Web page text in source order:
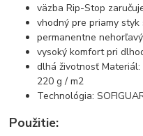
väzba Rip-Stop
vhodný pre priamy styk
permanentne
vysoký komfort pri
dlhá životnosť
220 g / m2
Technológia:
Použitie: